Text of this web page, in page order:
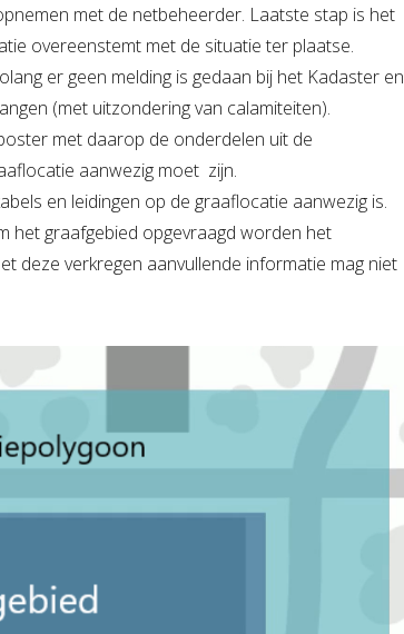
met de netbeheerder. Laatste stap is het
overeenstemt met de situatie ter plaatse.
er geen melding is gedaan bij het Kadaster en
(met uitzondering van calamiteiten).
met daarop de onderdelen uit de
aanwezig moet zijn.
en leidingen op de graaflocatie aanwezig is.
het graafgebied opgevraagd worden het
deze verkregen aanvullende informatie mag niet